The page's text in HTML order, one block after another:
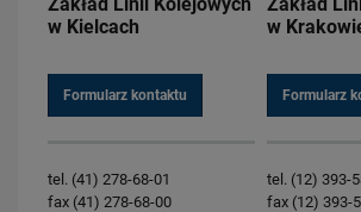
w Kielcach
Formularz kontaktu
w
Formularz
tel. (41) 278-68-01
fax (41) 278-68-00
tel. (12) 393-
fax (12) 393-